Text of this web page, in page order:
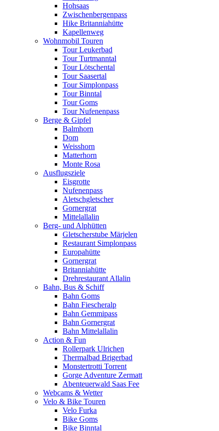
Hohsaas
Zwischenbergenpass
Hike Britanniahütte
Kapellenweg
Wohnmobil Touren
Tour Leukerbad
Tour Turtmanntal
Tour Lötschental
Tour Saasertal
Tour Simplonpass
Tour Binntal
Tour Goms
Tour Nufenenpass
Berge & Gipfel
Balmhorn
Dom
Weisshorn
Matterhorn
Monte Rosa
Ausflugsziele
Eisgrotte
Nufenenpass
Aletschgletscher
Gornergrat
Mittelallalin
Berg- und Alphütten
Gletscherstube Märjelen
Restaurant Simplonpass
Europahütte
Gornergrat
Britanniahütte
Drehrestaurant Allalin
Bahn, Bus & Schiff
Bahn Goms
Bahn Fiescheralp
Bahn Gemmipass
Bahn Gornergrat
Bahn Mittelallalin
Action & Fun
Rollerpark Ulrichen
Thermalbad Brigerbad
Monstertrotti Torrent
Gorge Adventure Zermatt
Abenteuerwald Saas Fee
Webcams & Wetter
Velo & Bike Touren
Velo Furka
Bike Goms
Bike Binntal